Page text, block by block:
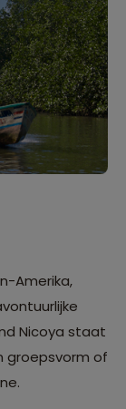
Amerika,
Nicoya staat
groepsvorm of